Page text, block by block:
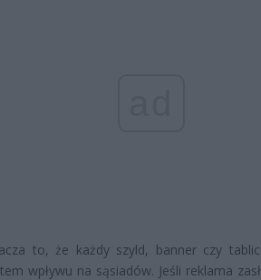
to, że każdy szyld, banner czy
wpływu na sąsiadów. Jeśli reklama